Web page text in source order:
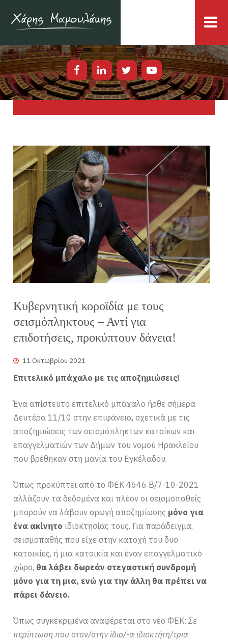
Κυβερνητική κοροϊδία με τους
σεισμόπληκτους – Αντί για
επιδοτήσεις, προκύπτουν δάνεια!
11 Οκτωβρίου 2021
Επιτελικό μπάχαλο με τις αποζημιώσεις!
Ένα απίστευτο επιτελικό μπάχαλο ήρθε σήμερα
Δευτέρα 11/10 στην επιφάνεια, σχετικά με τις
αποζημιώσεις των σεισμόπληκτων κατοίκων και
επαγγελματιών των Δήμων του νομού Ηρακλείου
που βρέθηκαν στη μανία του Εγκέλαδου.
Όπως προκύπτει από το ΦΕΚ 4646 Β/7-10-2021
αλλάζουν τα δεδομένα και πλέον οι σεισμοπαθείς
μπορούν να λάβουν αρωγή αποζημίωσης μόνο για
ένα ακίνητο ιδιοκτησίας τους. Για παράδειγμα,
σεισμοπαθής που είχε στην κατοχή του δυο
κατοικίες, ή μια κατοικία και έναν επαγγελματικό
χώρο, θα λάβει δωρεάν στεγαστική συνδρομή
μόνο για τη μια, ενώ για την άλλη θα πρέπει να
πάρει δάνειο.
Όπως συγκεκριμένα αναφέρεται στο νέο ΦΕΚ:Σε
περίπτωση που στον/στην ίδιο/-α ιδιοκτήτη/τρια